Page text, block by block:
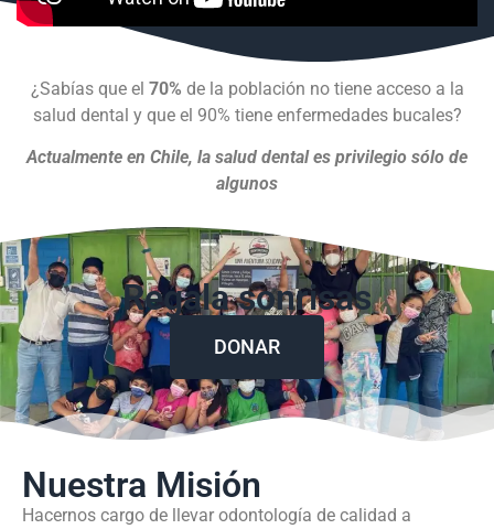
¿Sabías que el 70% de la población no tiene acceso a la
salud dental y que el 90% tiene enfermedades bucales?
Actualmente en Chile, la salud dental es privilegio sólo de
algunos
Regala sonrisas
DONAR
Nuestra Misión
Hacernos cargo de llevar odontología de calidad a